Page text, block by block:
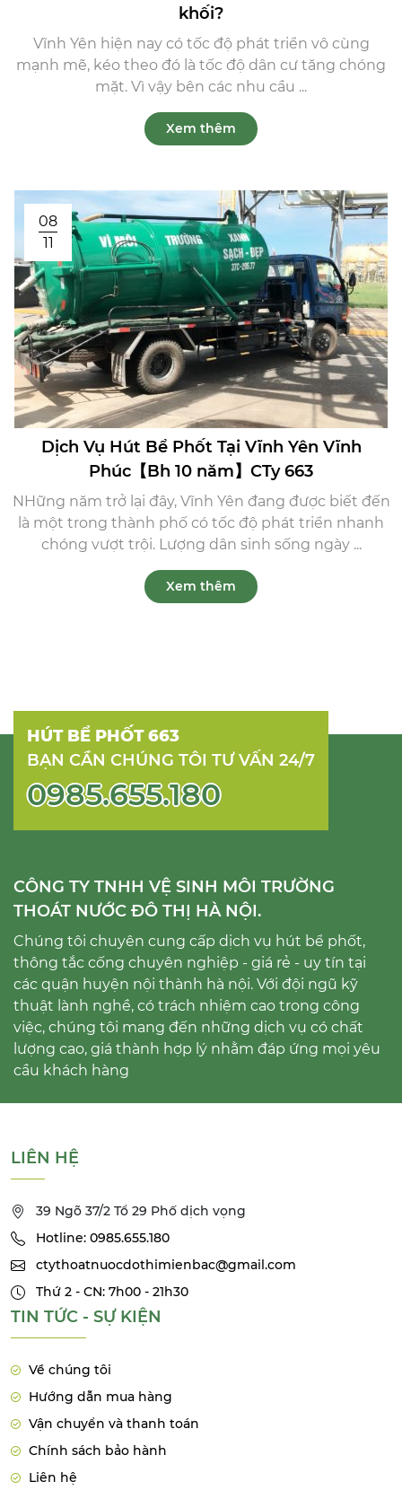
khối?
Vĩnh Yên hiện nay có tốc độ phát triển vô cùng
mạnh mẽ, kéo theo đó là tốc độ dân cư tăng chóng
mặt. Vì vậy bên các nhu cầu ...
Xem thêm
08
11
Dịch Vụ Hút Bể Phốt Tại Vĩnh Yên Vĩnh
Phúc【Bh 10 năm】CTy 663
NHững năm trở lại đây, Vĩnh Yên đang được biết đến
là một trong thành phố có tốc độ phát triển nhanh
chóng vượt trội. Lượng dân sinh sống ngày ...
Xem thêm
HÚT BỂ PHỐT 663
BẠN CẦN CHÚNG TÔI TƯ VẤN 24/7
0985.655.180
CÔNG TY TNHH VỆ SINH MÔI TRƯỜNG
THOÁT NƯỚC ĐÔ THỊ HÀ NỘI.
Chúng tôi chuyên cung cấp dịch vụ hút bể phốt,
thông tắc cống chuyên nghiệp - giá rẻ - uy tín tại
các quận huyện nội thành hà nội. Với đội ngũ kỹ
thuật lành nghề, có trách nhiệm cao trong công
việc, chúng tôi mang đến những dịch vụ có chất
lượng cao, giá thành hợp lý nhằm đáp ứng mọi yêu
cầu khách hàng
LIÊN HỆ
39 Ngõ 37/2 Tổ 29 Phố dịch vọng
Hotline: 0985.655.180
ctythoatnuocdothimienbac@gmail.com
Thứ 2 - CN: 7h00 - 21h30
TIN TỨC - SỰ KIỆN
Về chúng tôi
Hướng dẫn mua hàng
Vận chuyển và thanh toán
Chính sách bảo hành
Liên hệ